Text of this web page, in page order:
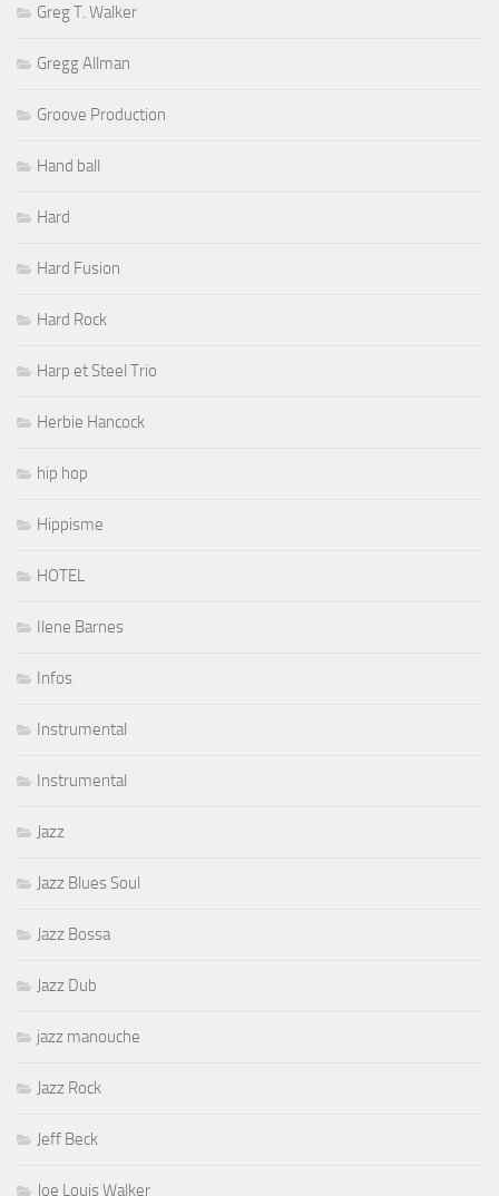
Greg T. Walker
Gregg Allman
Groove Production
Hand ball
Hard
Hard Fusion
Hard Rock
Harp et Steel Trio
Herbie Hancock
hip hop
Hippisme
HOTEL
Ilene Barnes
Infos
Instrumental
Instrumental
Jazz
Jazz Blues Soul
Jazz Bossa
Jazz Dub
jazz manouche
Jazz Rock
Jeff Beck
Joe Louis Walker